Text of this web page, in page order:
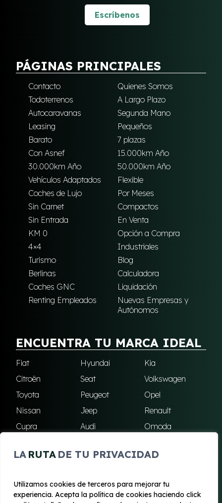
LA RUTA DE TU PRIVACIDAD
Utilizamos cookies de terceros para mejorar tu
experiencia. Acepta la política de cookies haciendo click
Escríbenos
PÁGINAS PRINCIPALES
Contacto
Quienes Somos
Todoterrenos
A Largo Plazo
Autocaravanas
Segunda Mano
Leasing
Pequeños
Barato
7 plazas
Con Asnef
15.000km Año
30.000km Año
50.000km Año
Vehículos Adaptados
Flexible
Coches de Lujo
Por Meses
Sin Carnet
Compactos
Sin Entrada
En Venta
KM 0
Opción a Compra
4×4
Industriales
Turismo
Blog
Berlinas
Calculadora
Coches GNC
Liquidación
Renting Empleados
Nuevas Empresas y
Autónomos
ENCUENTRA TU MARCA IDEAL
Fiat Hyundai
Kia
Citroën
Seat
Volkswagen
Toyota
Peugeot
Opel
Nissan
Jeep
Renault
Cupra
Audi
Omoda
Skoda
Ford Todas las marcas